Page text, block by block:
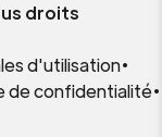
droits
d'utilisation•
de confidentialité•